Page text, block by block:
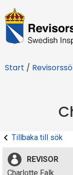
R
e
i
r
s
Start /
Tillbaka till sök
REVISOR
Charlotte Falk